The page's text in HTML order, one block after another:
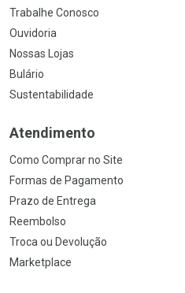
Trabalhe Conosco
Ouvidoria
Nossas Lojas
Bulário
Sustentabilidade
Atendimento
Como Comprar no Site
Formas de Pagamento
Prazo de Entrega
Reembolso
Troca ou Devolução
Marketplace